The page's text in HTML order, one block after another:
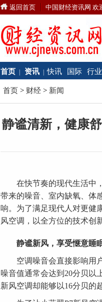
返回首页 中国财经资讯网 欢
首页 资讯 快讯 国际 行业
首页 > 财经 > 新闻
静谧清新，健康
在快节奏的现代生活中，
带来的噪音、室内缺氧、体
响。为了满足现代人对更健
风空调，以全方位的技术创
静谧新风，享受惬意睡
空调噪音会直接影响用户
噪音值通常会达到20分贝以
新风空调却能够以16分贝的